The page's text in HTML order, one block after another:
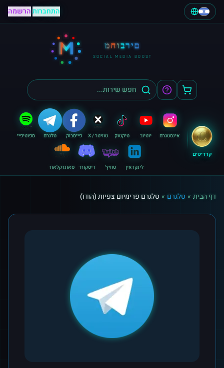
התחברות|הרשמה
M מחוברים
SOCIAL MEDIA BOOST
קרדיטים
אינסטגרם יוטיוב טיקטוק טוויטר / X פייסבוק טלגרם ספוטיפיי
לינקדאין טוויץ׳ דיסקורד סאונדקלאוד
דף הבית » טלגרם » טלגרם פרימיום צפיות (הודו)